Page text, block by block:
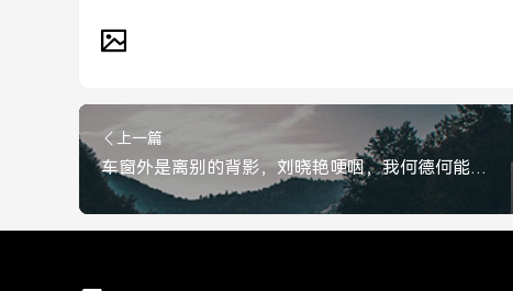
上一篇
车窗外是离别的背影，刘晓艳哽咽，我何德何能遇到你们，车窗外是离别的背影，刘晓艳哽咽，我何德何能遇到你们